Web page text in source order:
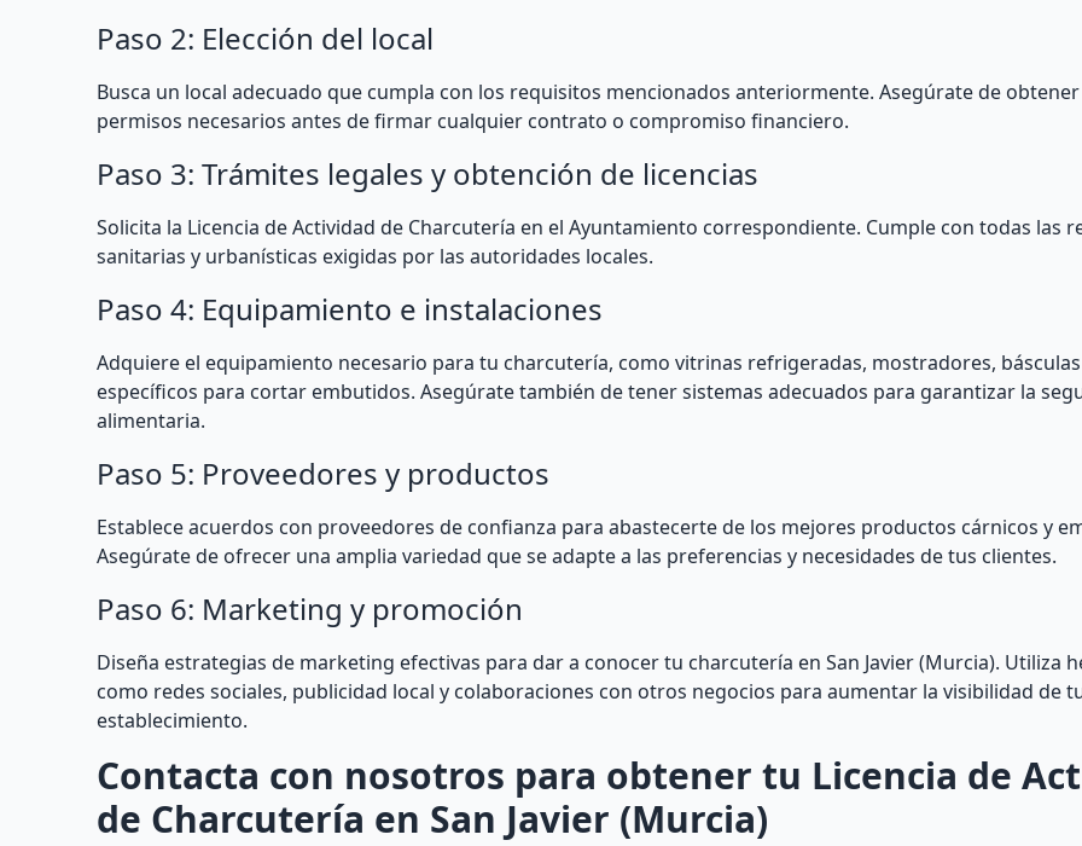
Paso 2: Elección del local
Busca un local adecuado que cumpla con los requisitos mencionados anteriormente. Asegúrate de
permisos necesarios antes de firmar cualquier contrato o compromiso financiero.
Paso 3: Trámites legales y obtención de licencias
Solicita la Licencia de Actividad de Charcutería en el Ayuntamiento correspondiente. Cumple con todas las
sanitarias y urbanísticas exigidas por las autoridades locales.
Paso 4: Equipamiento e instalaciones
Adquiere el equipamiento necesario para tu charcutería, como vitrinas refrigeradas, mostradores,
específicos para cortar embutidos. Asegúrate también de tener sistemas adecuados para garantizar la
alimentaria.
Paso 5: Proveedores y productos
Establece acuerdos con proveedores de confianza para abastecerte de los mejores productos cárnicos y
Asegúrate de ofrecer una amplia variedad que se adapte a las preferencias y necesidades de tus clientes.
Paso 6: Marketing y promoción
Diseña estrategias de marketing efectivas para dar a conocer tu charcutería en San Javier (Murcia). Utiliza
como redes sociales, publicidad local y colaboraciones con otros negocios para aumentar la visibilidad de
establecimiento.
Contacta con nosotros para obtener tu Licencia de
de Charcutería en San Javier (Murcia)